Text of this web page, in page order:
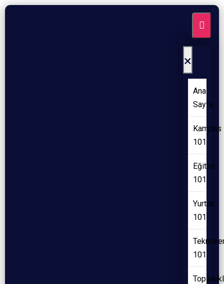
×
Ana
Sayfa
Kampüs
101
Eğitim
101
Yurtlar
101
101